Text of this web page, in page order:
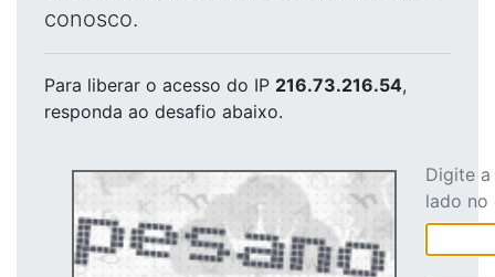
conosco.
Para liberar o acesso do IP 216.73.216.54,
responda ao desafio abaixo.
Digite
lado no